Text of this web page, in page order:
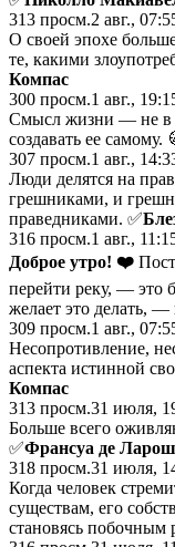
313 просм.2 авг.,
О своей эпохе
те, какими
Компас
300 просм.1 авг.,
Cмысл жизни — не в
создaвать ее самому.
307 просм.1 авг.,
Люди делятся на
грешниками, и
праведниками. ✅
316 просм.1 авг.,
Доброе утро! ❤️
перейти реку, — это
желает это делать, —
309 просм.1 авг.,
Нeсопротивление,
аспекта истинной
Компас
313 просм.31 июля,
Больше всего
✅Франсуа де
318 просм.31 июля,
Когда чeловек
существам, его
становясь побочным